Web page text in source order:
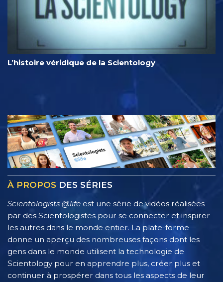
L’histoire véridique de la Scientology
À PROPOS DES SÉRIES
Scientologists @life est une série de vidéos réalisées
par des Scientologistes pour se connecter et inspirer
les autres dans le monde entier. La plate-forme
donne un aperçu des nombreuses façons dont les
gens dans le monde utilisent la technologie de
Scientology pour en apprendre plus, créer plus et
continuer à prospérer dans tous les aspects de leur